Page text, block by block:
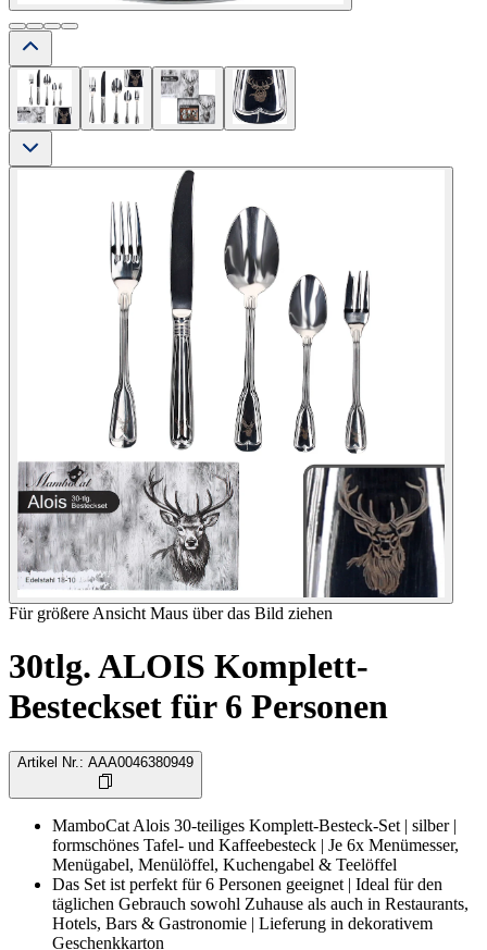
Für größere Ansicht Maus über das Bild ziehen
30tlg. ALOIS Komplett-
Besteckset für 6 Personen
Artikel Nr. : AAA0046380949
MamboCat Alois 30-teiliges Komplett-Besteck-Set | silber |
formschönes Tafel- und Kaffeebesteck | Je 6x Menümesser,
Menügabel, Menülöffel, Kuchengabel & Teelöffel
Das Set ist perfekt für 6 Personen geeignet | Ideal für den
täglichen Gebrauch sowohl Zuhause als auch in Restaurants,
Hotels, Bars & Gastronomie | Lieferung in dekorativem
Geschenkkarton